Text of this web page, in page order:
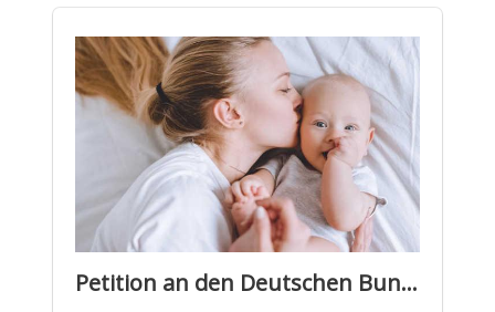
Petition an den Deutschen Bundestag: HILFE statt Abtreibung